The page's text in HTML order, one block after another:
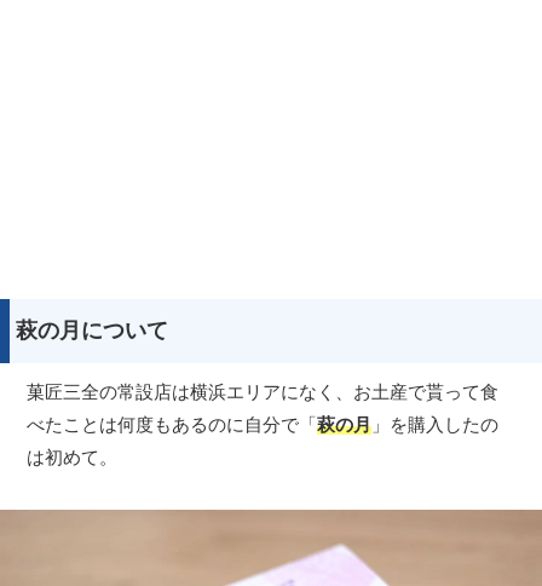
萩の月について
菓匠三全の常設店は横浜エリアになく、お土産で貰って食
べたことは何度もあるのに自分で「萩の月 」を購入したの
は初めて。